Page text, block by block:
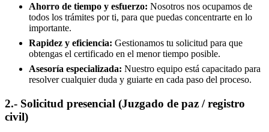
Ahorro de tiempo y esfuerzo: Nosotros nos ocupamos de
todos los trámites por ti, para que puedas concentrarte en lo
importante.
Rapidez y eficiencia: Gestionamos tu solicitud para que
obtengas el certificado en el menor tiempo posible.
Asesoría especializada: Nuestro equipo está capacitado para
resolver cualquier duda y guiarte en cada paso del proceso.
2.- Solicitud presencial (Juzgado de paz / registro
civil)